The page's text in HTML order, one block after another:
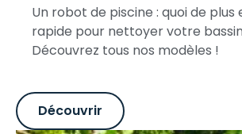
Un robot de piscine : quoi de
rapide pour nettoyer votre
Découvrez tous nos modèles !
Découvrir